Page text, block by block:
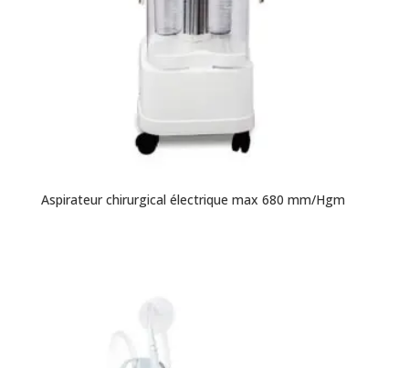
Aspirateur chirurgical électrique max 680 mm/Hgm